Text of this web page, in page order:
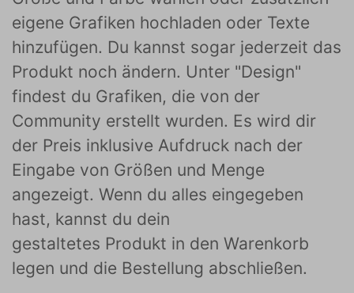
eigene Grafiken hochladen oder Texte
hinzufügen. Du kannst sogar jederzeit das
Produkt noch ändern. Unter "Design"
findest du Grafiken, die von der
Community erstellt wurden. Es wird dir
der Preis inklusive Aufdruck nach der
Eingabe von Größen und Menge
angezeigt. Wenn du alles eingegeben
hast, kannst du dein
gestaltetes Produkt in den Warenkorb
legen und die Bestellung abschließen.